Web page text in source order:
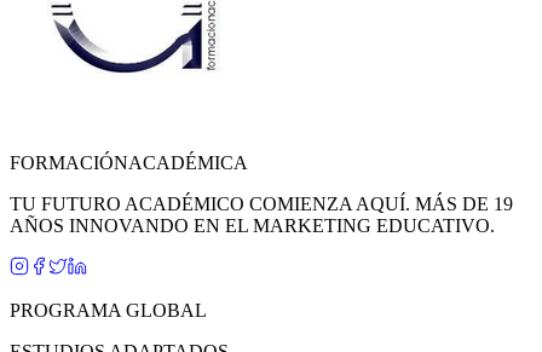
FORMACIÓNACADÉMICA
TU FUTURO ACADÉMICO COMIENZA AQUÍ. MÁS DE 19
AÑOS INNOVANDO EN EL MARKETING EDUCATIVO.
PROGRAMA GLOBAL